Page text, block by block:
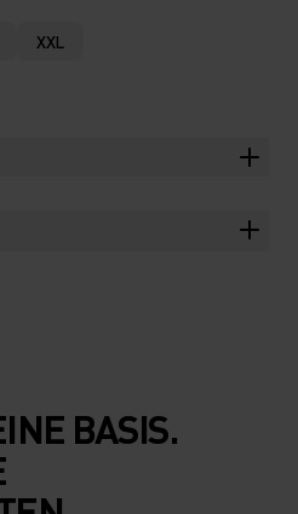
XXL
BASIS.